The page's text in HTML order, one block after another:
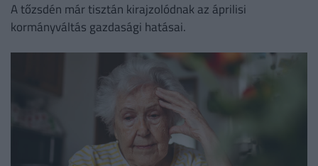
A tőzsdén már tisztán kirajzolódnak az áprilisi
kormányváltás gazdasági hatásai.